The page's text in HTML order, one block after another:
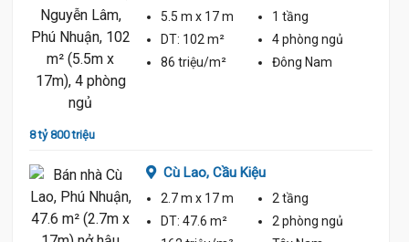
8 tỷ 800 triệu
5.5 m x 17 m
1 tầng
DT: 102 m² 4 phòng ngủ
86 triệu/m²
Đông Nam
Cù Lao, Cầu Kiệu
2.7 m x 17 m
2 tầng
DT: 47.6 m² 2 phòng ngủ